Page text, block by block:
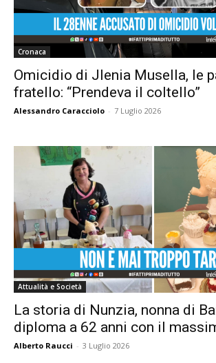
Cronaca
Omicidio di Jlenia Musella, le
fratello: “Prendeva il coltello”
Alessandro Caracciolo - 7 Luglio 2026
Attualità e Società
La storia di Nunzia, nonna di
diploma a 62 anni con il
Alberto Raucci - 3 Luglio 2026